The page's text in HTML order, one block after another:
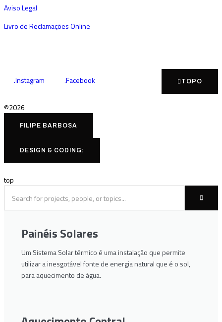
Aviso Legal
Livro de Reclamações Online
TOPO
.Instagram .Facebook
©2026
FILIPE BARBOSA
DESIGN & CODING:
top
Painéis Solares
Um Sistema Solar térmico é uma instalação que permite
utilizar a inesgotável fonte de energia natural que é o sol,
para aquecimento de água.